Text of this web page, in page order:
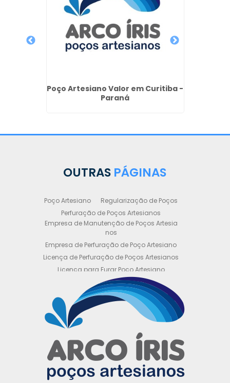
Poço Artesiano Valor em Curitiba -
Paraná
OUTRAS PÁGINAS
Poço Artesiano
Regularização de Poços
Perfuração de Poços Artesianos
Empresa de Manutenção de Poços Artesia
nos
Empresa de Perfuração de Poço Artesiano
Licença de Perfuração de Poços Artesianos
Licença para Furar Poço Artesiano
Licença para Perfuração de Poço Artesiano
Licença para Poço Semi Artesiano
Manutenção de Poço Semi Artesiano
Manutenção Preventiva de Poços Artesiano
Obtenha sua Licença de Perfuração de Poç
o Artesiano
Orçamento de Poço Semi Artesiano
Orçamento para Perfuração de Poço Artesi
ano